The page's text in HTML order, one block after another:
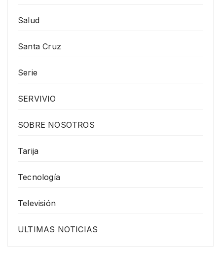
Salud
Santa Cruz
Serie
SERVIVIO
SOBRE NOSOTROS
Tarija
Tecnología
Televisión
ULTIMAS NOTICIAS